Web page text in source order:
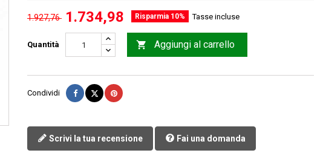
1.927,76 1.734,98 Risparmia 10% Tasse incluse
Quantità  Aggiungi al carrello
Condividi CondividiTwittaPinterest
Scrivi la tua recensione Fai una domanda